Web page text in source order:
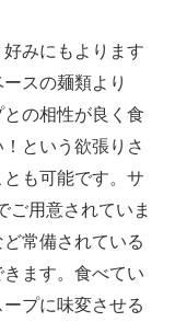
みにもよります
スの麺類より
の相性が良く食
という欲張りさ
も可能です。サ
ご用意されていま
常備されている
ます。食べてい
プに味変させる